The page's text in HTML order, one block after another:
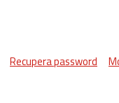
Recupera password